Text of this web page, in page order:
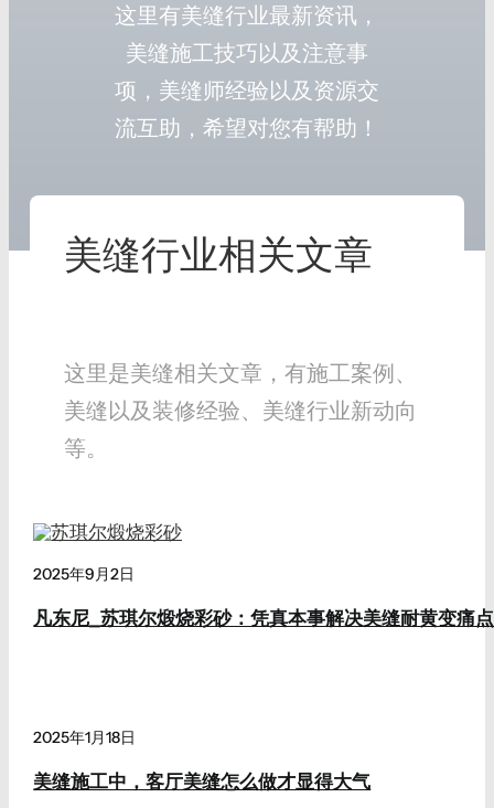
这里有美缝行业最新资讯，
美缝施工技巧以及注意事
项，美缝师经验以及资源交
流互助，希望对您有帮助！
美缝行业相关文章
这里是美缝相关文章，有施工案例、
美缝以及装修经验、美缝行业新动向
等。
2025年9月2日
凡东尼_苏琪尔煅烧彩砂：凭真本事解决美缝耐黄变痛点
2025年1月18日
美缝施工中，客厅美缝怎么做才显得大气